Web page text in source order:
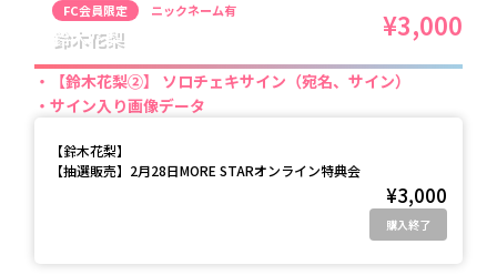
FC会員限定 ニックネーム有
鈴木花梨 ¥3,000
【鈴木花梨②】 ソロチェキサイン（宛名、サイン）
サイン入り画像データ
【鈴木花梨】
【抽選販売】2月28日MORE STARオンライン特典会
¥3,000
購入終了